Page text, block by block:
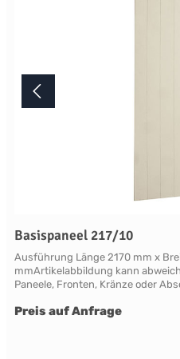
Basispaneel 217/10
Ausführung Länge 2170 mm x
mmArtikelabbildung kann abweichen Details und
Paneele, Fronten, Kränze oder
variablen Ausstattungen und
Preis auf Anfrage